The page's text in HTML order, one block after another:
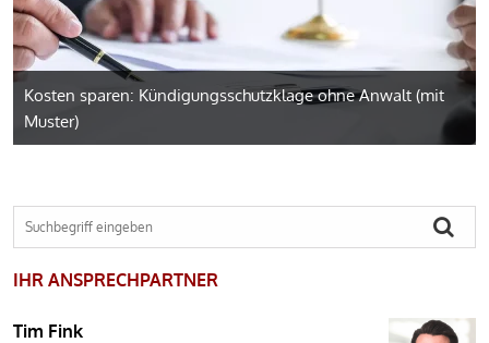
Kosten sparen: Kündigungs­schutzklage ohne Anwalt (mit
Muster)
IHR ANSPRECHPARTNER
Tim Fink